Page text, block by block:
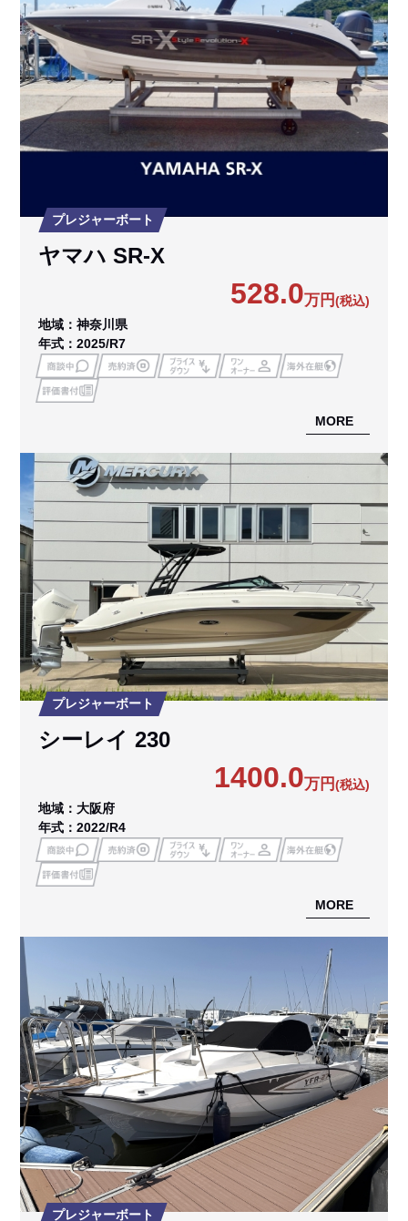
プレジャーボート
ヤマハ SR-X
528.0万円(税込)
地域：神奈川県
年式：2025/R7
MORE
プレジャーボート
シーレイ 230
1400.0万円(税込)
地域：大阪府
年式：2022/R4
MORE
プレジャーボート